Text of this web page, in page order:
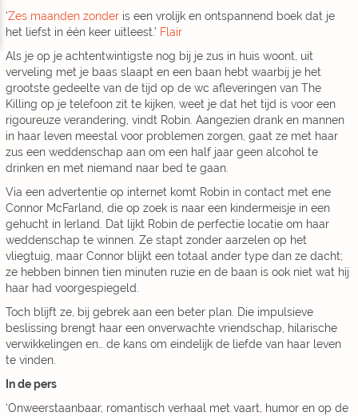
‘Zes maanden zonder is een vrolijk en ontspannend boek dat je
het liefst in één keer uitleest.’ Flair
Als je op je achtentwintigste nog bij je zus in huis woont, uit
verveling met je baas slaapt en een baan hebt waarbij je het
grootste gedeelte van de tijd op de wc afleveringen van The
Killing op je telefoon zit te kijken, weet je dat het tijd is voor een
rigoureuze verandering, vindt Robin. Aangezien drank en mannen
in haar leven meestal voor problemen zorgen, gaat ze met haar
zus een weddenschap aan om een half jaar geen alcohol te
drinken en met niemand naar bed te gaan.
Via een advertentie op internet komt Robin in contact met ene
Connor McFarland, die op zoek is naar een kindermeisje in een
gehucht in Ierland. Dat lijkt Robin de perfectie locatie om haar
weddenschap te winnen. Ze stapt zonder aarzelen op het
vliegtuig, maar Connor blijkt een totaal ander type dan ze dacht;
ze hebben binnen tien minuten ruzie en de baan is ook niet wat hij
haar had voorgespiegeld.
Toch blijft ze, bij gebrek aan een beter plan. Die impulsieve
beslissing brengt haar een onverwachte vriendschap, hilarische
verwikkelingen en… de kans om eindelijk de liefde van haar leven
te vinden.
In de pers
‘Onweerstaanbaar, romantisch verhaal met vaart, humor en op de